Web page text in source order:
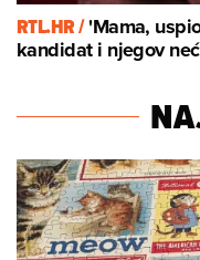
RTL.HR /'Mama,
kandidat i njegov